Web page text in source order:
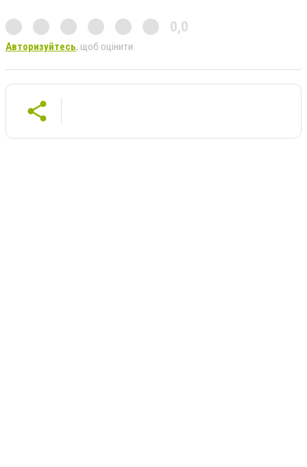
0,0
Авторизуйтесь, щоб оцінити